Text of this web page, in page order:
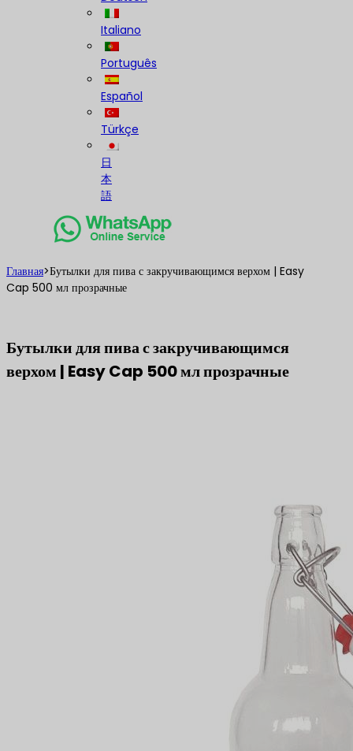
Italiano
Português
Español
Türkçe
日
本
語
Главная>Бутылки для пива с закручивающимся верхом | Easy
Cap 500 мл прозрачные
Бутылки для пива с закручивающимся
верхом | Easy Cap 500 мл прозрачные